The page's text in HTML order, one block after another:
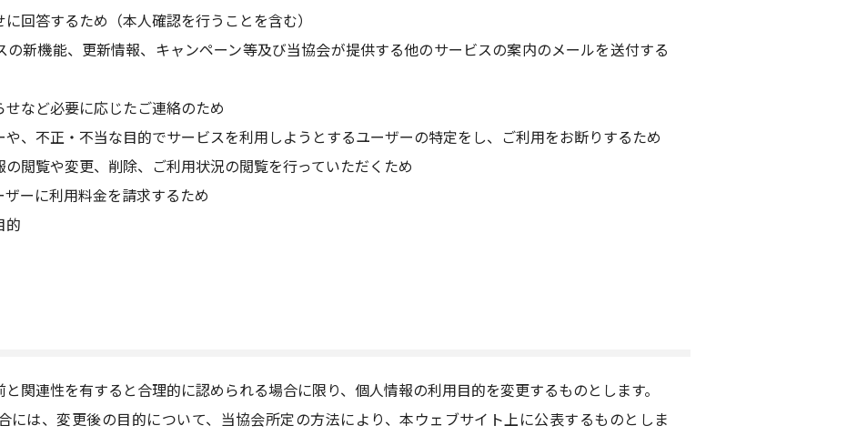
回答するため（本人確認を行うことを含む）
の新機能、更新情報、キャンペーン等及び当協会が提供する他のサービスの案内のメールを送付する
など必要に応じたご連絡のため
、不正・不当な目的でサービスを利用しようとするユーザーの特定をし、ご利用をお断りするため
閲覧や変更、削除、ご利用状況の閲覧を行っていただくため
ーに利用料金を請求するため
的
関連性を有すると合理的に認められる場合に限り、個人情報の利用目的を変更するものとします。
には、変更後の目的について、当協会所定の方法により、本ウェブサイト上に公表するものとしま